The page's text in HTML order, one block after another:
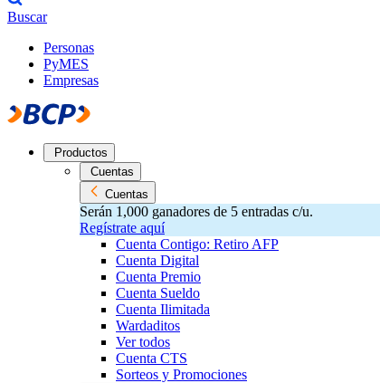
Buscar
Personas
PyMES
Empresas
Productos
Cuentas
Cuentas
Serán 1,000 ganadores de 5 entradas c/u.
Regístrate aquí
Cuenta Contigo: Retiro AFP
Cuenta Digital
Cuenta Premio
Cuenta Sueldo
Cuenta Ilimitada
Wardaditos
Ver todos
Cuenta CTS
Sorteos y Promociones